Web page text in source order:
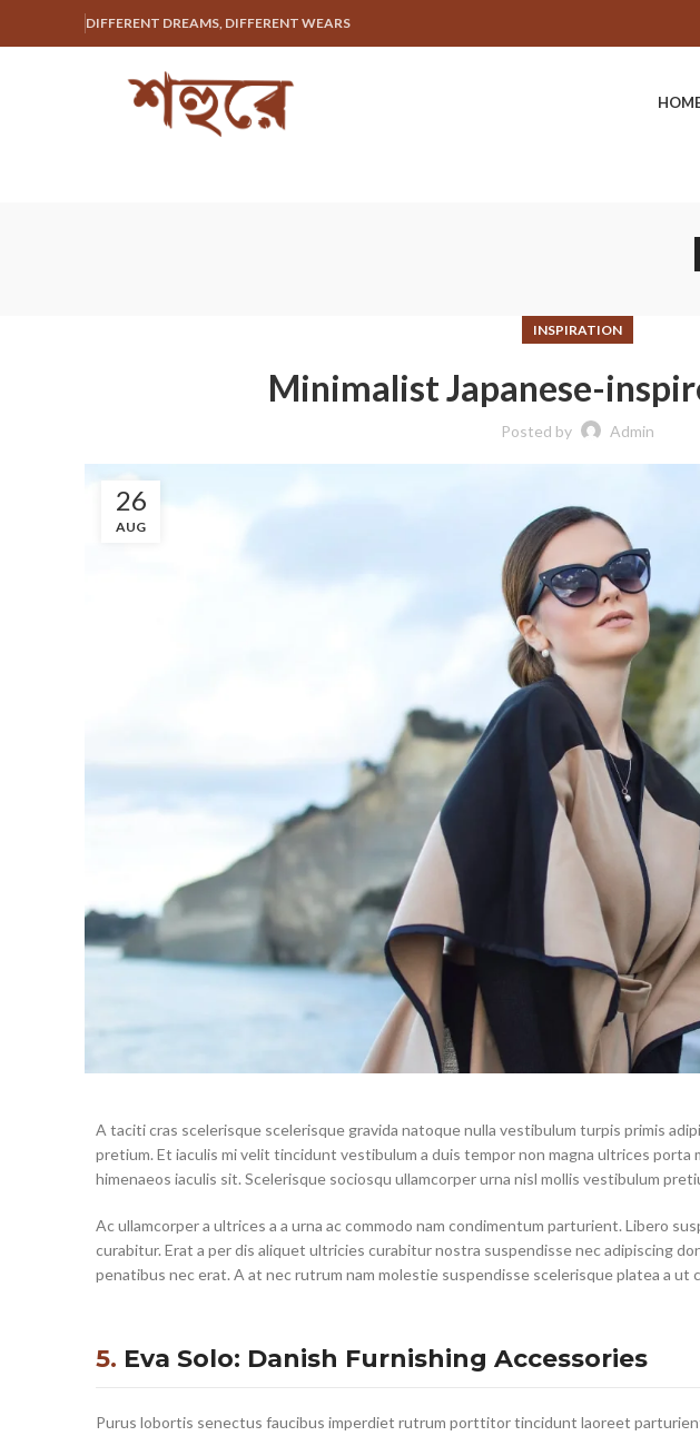
DIFFERENT DREAMS, DIFFERENT WEARS
INSPIRATION
Minimalist Japanese-
Posted by Admin
26
AUG
A taciti cras scelerisque scelerisque gravida natoque nulla vestibulum turpis primis
pretium. Et iaculis mi velit tincidunt vestibulum a duis tempor non magna ultrices porta
himenaeos iaculis sit. Scelerisque sociosqu ullamcorper urna nisl mollis vestibulum
Ac ullamcorper a ultrices a a urna ac commodo nam condimentum parturient. Libero
curabitur. Erat a per dis aliquet ultricies curabitur nostra suspendisse nec adipiscing
penatibus nec erat. A at nec rutrum nam molestie suspendisse scelerisque platea a ut
5. Eva Solo: Danish Furnishing Accessories
Purus lobortis senectus faucibus imperdiet rutrum porttitor tincidunt laoreet